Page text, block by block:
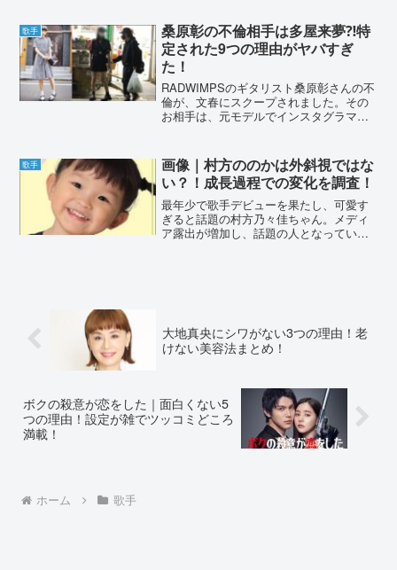
歌手
桑原彰の不倫相手は多屋来夢⁈特
定された9つの理由がヤバすぎ
た！
RADWIMPSのギタリスト桑原彰さんの不
倫が、文春にスクープされました。その
お相手は、元モデルでインスタグラマー
か？特定された要因について、詳しくま
とめていきます。桑原...
歌手
画像｜村方ののかは外斜視ではな
い？！成長過程での変化を調査！
最年少で歌手デビューを果たし、可愛す
ぎると話題の村方乃々佳ちゃん。メディ
ア露出が増加し、話題の人となっていま
大地真央にシワがない3つの理由！老
けない美容法まとめ！
ボクの殺意が恋をした｜面白くない5
つの理由！設定が雑でツッコミどころ
満載！
ホーム 歌手